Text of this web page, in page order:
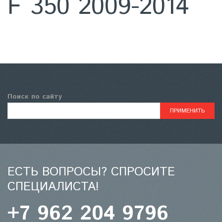
Поиск по сайту
ЕСТЬ ВОПРОСЫ? СПРОСИТЕ
СПЕЦИАЛИСТА!
+7 962 204 9796